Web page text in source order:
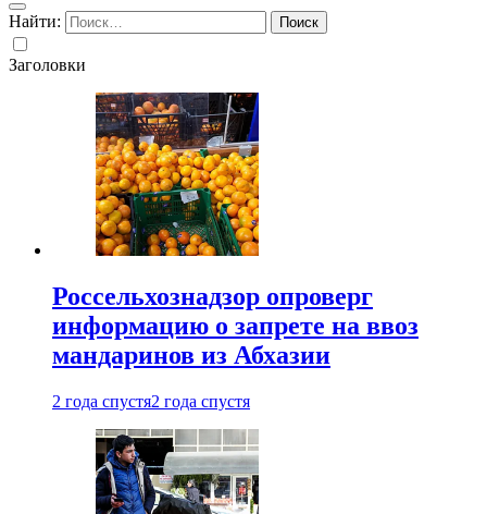
Найти:
Заголовки
Россельхознадзор опроверг
информацию о запрете на ввоз
мандаринов из Абхазии
2 года спустя2 года спустя